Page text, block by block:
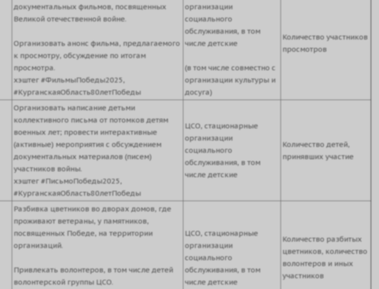
документальных фильмов, посвященных
Великой отечественной войне.
Организовать анонс фильма, предлагаемого
к просмотру, обсуждение по итогам
просмотра.
хэштег #ФильмыПобеды2025,
#КурганскаяОбласть80летПобеды
организации
социального
обслуживания, в том
числе детские
(в том числе совместно с
организации культуры и
досуга)
Количество участников
просмотров
Организовать написание детьми
коллективного письма от потомков детям
военных лет; провести интерактивные
(активные) мероприятия с обсуждением
документальных материалов (писем)
участников войны.
хэштег #ПисьмоПобеды2025,
#КурганскаяОбласть80летПобеды
ЦСО, стационарные
организации
социального
обслуживания, в том
числе детские
Количество детей,
принявших участие
Разбивка цветников во дворах домов, где
проживают ветераны, у памятников,
посвященных Победе, на территории
организаций.
Привлекать волонтеров, в том числе детей
волонтерской группы ЦСО.
ЦСО, стационарные
организации
социального
обслуживания, в том
числе детские
Количество разбитых
цветников, количество
волонтеров и иных
участников